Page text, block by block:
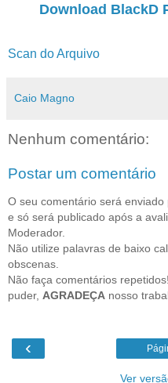
Download BlackD
Scan do Arquivo
Caio Magno
Nenhum comentário:
Postar um comentário
O seu comentário será
e só será publicado após a
Moderador.
Não utilize palavras de baixo
obscenas.
Não faça comentários
puder, AGRADEÇA nosso
‹
Ver